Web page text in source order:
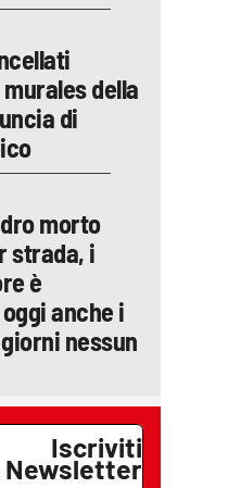
della
di
morto
strada, i
è
anche i
nessun
Iscriviti
Newsletter